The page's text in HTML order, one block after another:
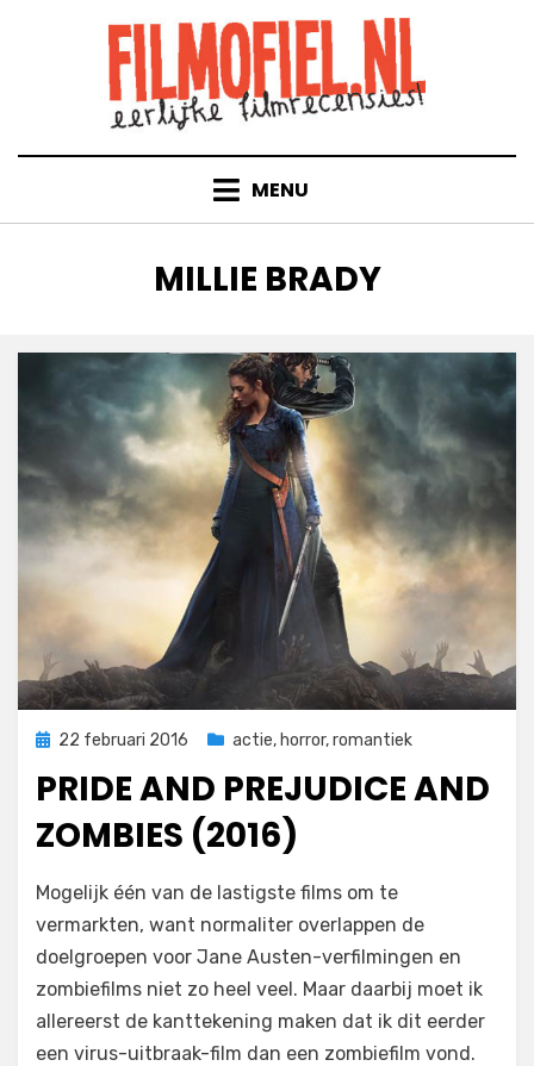
MENU
TAG
:
MILLIE BRADY
Geplaatst
22 februari 2016 actie, horror,romantiek
PRIDE AND PREJUDICE AND
ZOMBIES (2016)
doorFilmofiel.nl
Laat een reactie achter op
Pride
and
Prejudice
and
Zombies
(2016)
Mogelijk één van de lastigste films om te
vermarkten, want normaliter overlappen de
doelgroepen voor Jane Austen-verfilmingen en
zombiefilms niet zo heel veel. Maar daarbij moet ik
allereerst de kanttekening maken dat ik dit eerder
een virus-uitbraak-film dan een zombiefilm vond.